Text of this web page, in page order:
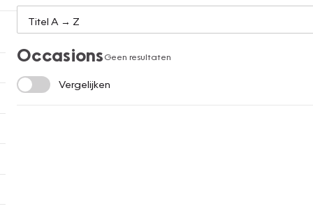
OccasionsGeen resultaten
Vergelijken